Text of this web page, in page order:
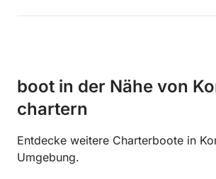
boot in der Nähe von
chartern
Entdecke weitere Charterboote in
Umgebung.